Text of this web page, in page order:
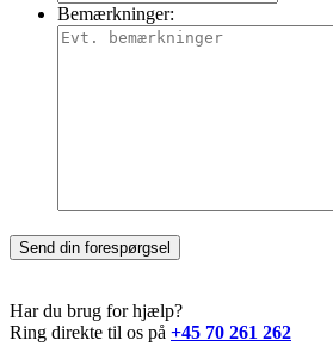
Bemærkninger:
Har du brug for hjælp?
Ring direkte til os på +45 70 261 262